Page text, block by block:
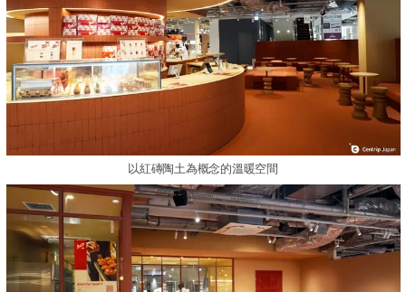
以紅磚陶土為概念的溫暖空間